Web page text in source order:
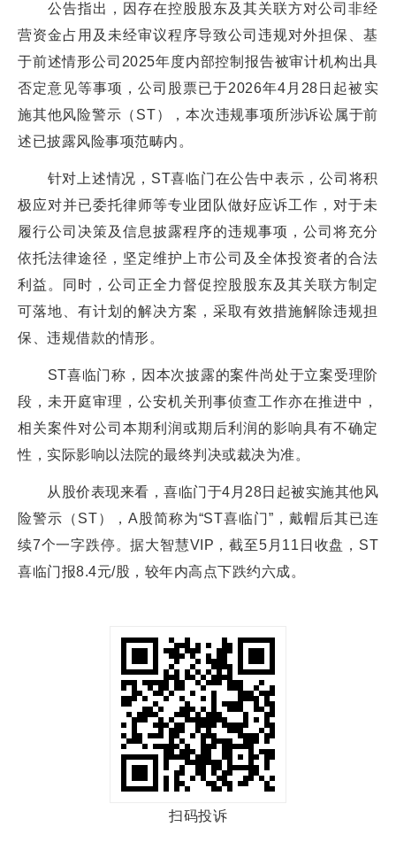
公告指出，因存在控股股东及其关联方对公司非经
营资金占用及未经审议程序导致公司违规对外担保、基
于前述情形公司2025年度内部控制报告被审计机构出具
否定意见等事项，公司股票已于2026年4月28日起被实
施其他风险警示（ST），本次违规事项所涉诉讼属于前
述已披露风险事项范畴内。
针对上述情况，ST喜临门在公告中表示，公司将积
极应对并已委托律师等专业团队做好应诉工作，对于未
履行公司决策及信息披露程序的违规事项，公司将充分
依托法律途径，坚定维护上市公司及全体投资者的合法
利益。同时，公司正全力督促控股股东及其关联方制定
可落地、有计划的解决方案，采取有效措施解除违规担
保、违规借款的情形。
ST喜临门称，因本次披露的案件尚处于立案受理阶
段，未开庭审理，公安机关刑事侦查工作亦在推进中，
相关案件对公司本期利润或期后利润的影响具有不确定
性，实际影响以法院的最终判决或裁决为准。
从股价表现来看，喜临门于4月28日起被实施其他风
险警示（ST），A股简称为“ST喜临门”，戴帽后其已连
续7个一字跌停。据大智慧VIP，截至5月11日收盘，ST
喜临门报8.4元/股，较年内高点下跌约六成。
扫码投诉